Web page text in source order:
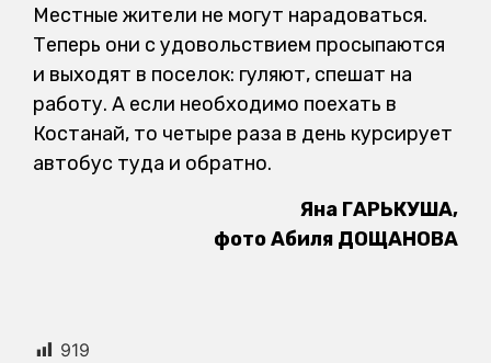
Местные жители не могут нарадоваться.
Теперь они с удовольствием просыпаются
и выходят в поселок: гуляют, спешат на
работу. А если необходимо поехать в
Костанай, то четыре раза в день курсирует
автобус туда и обратно.
Яна ГАРЬКУША,
фото Абиля ДОЩАНОВА
919